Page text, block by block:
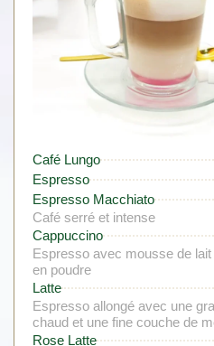
Café Lungo
Espresso
Espresso Macchiato
Café serré et intense
Cappuccino
Espresso avec mousse de
en poudre
Latte
Espresso allongé avec une
chaud et une fine couche de
Rose Latte